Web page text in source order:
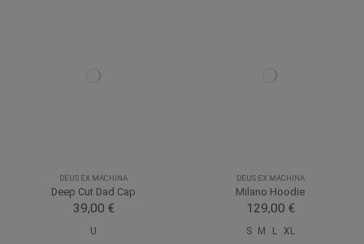
DEUS EX MACHINA
Deep Cut Dad Cap
39,00 €
U
DEUS EX MACHINA
Milano Hoodie
129,00 €
S M L XL